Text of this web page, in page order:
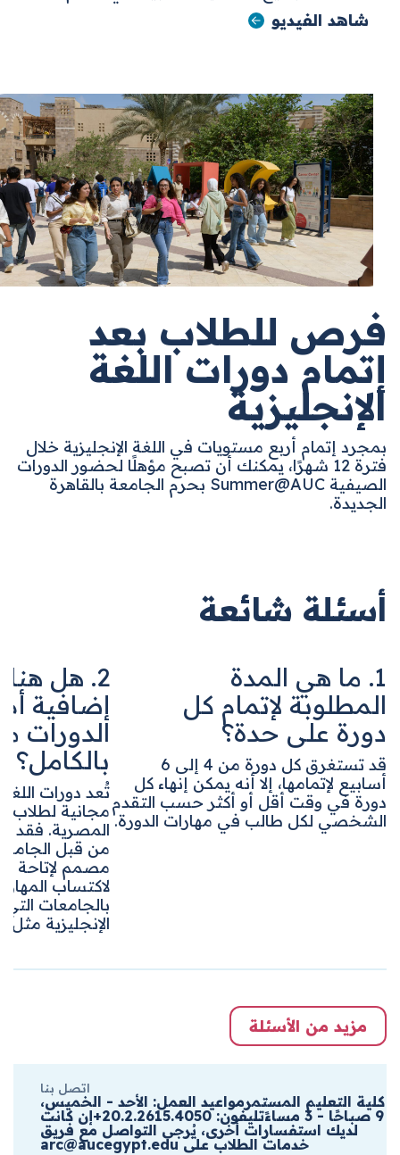
شاهد الفيديو
فرص للطلاب بعد
إتمام دورات اللغة
الإنجليزية
بمجرد إتمام أربع مستويات في اللغة الإنجليزية خلال
فترة 12 شهرًا، يمكنك أن تصبح مؤهلًا لحضور
الدورات
الصيفية Summer@AUC
بحرم الجامعة بالقاهرة
الجديدة.
أسئلة شائعة
1. ما هي المدة
المطلوبة لإتمام كل
دورة على حدة؟
قد تستغرق كل دورة من 4 إلى 6
أسابيع لإتمامها، إلا أنه يمكن إنهاء كل
دورة في وقت أقل أو أكثر حسب التقدم
الشخصي لكل طالب في مهارات الدورة.
2. هل
إضافية أم
الدورات
بالكامل؟
تُعد دورات اللغة
مجانية لطلاب
المصرية. فقد تم
من قبل الجامعة
مصمم لإتاحة
لاكتساب
بالجامعات التي
الإنجليزية مثل
مزيد من الأسئلة
اتصل بنا
كلية التعليم المستمرمواعيد العمل: الأحد - الخميس،
9 صباحًا - 3 مساءًتليفون: 20.2.2615.4050+إن كانت
لديك استفسارات أخرى، يُرجى التواصل مع فريق
خدمات الطلاب على arc@aucegypt.edu